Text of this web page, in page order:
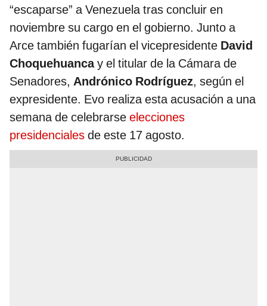
“escaparse” a Venezuela tras concluir en
noviembre su cargo en el gobierno. Junto a
Arce también fugarían el vicepresidente David
Choquehuancay el titular de la Cámara de
Senadores, Andrónico Rodríguez, según el
expresidente. Evo realiza esta acusación a una
semana de celebrarse elecciones
presidenciales de este 17 agosto.